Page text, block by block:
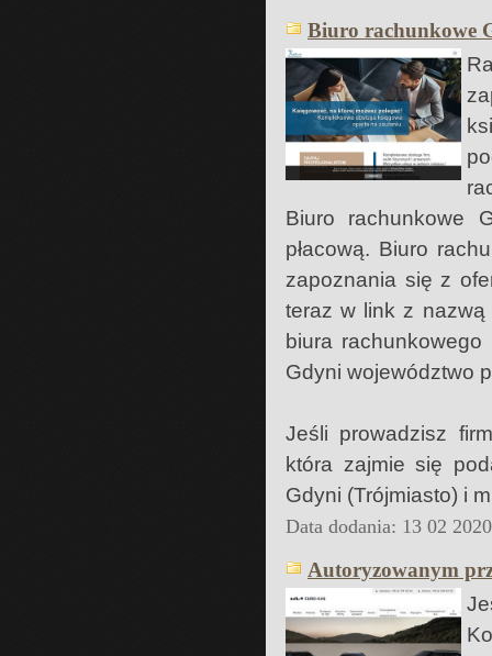
Biuro rachunkowe
Biuro rachunkowe
płacową. Biuro
zapoznania się z
teraz w link z nazwą
biura
Gdyni województwo
Jeśli prowadzisz
która zajmie się
Gdyni (Trójmiasto) i
Data dodania: 13 02
Autoryzowanym